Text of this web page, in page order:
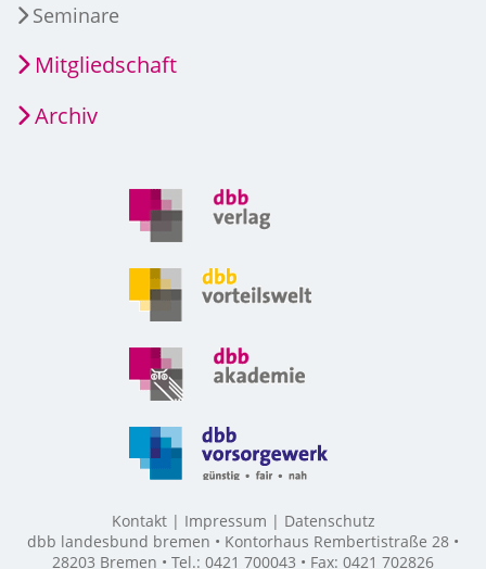
Seminare
Mitgliedschaft
Archiv
Kontakt Impressum
Datenschutz
dbb landesbund bremen • Kontorhaus Rembertistraße 28 •
28203 Bremen • Tel.: 0421 700043 • Fax: 0421 702826